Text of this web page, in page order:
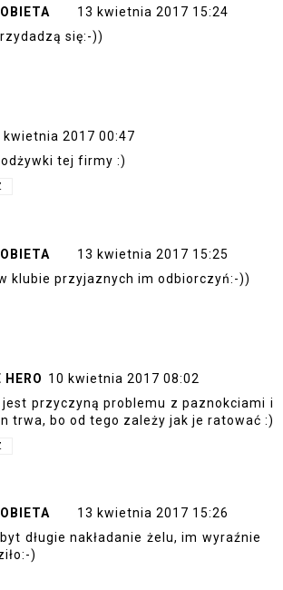
13 kwietnia 2017 15:24
się:-))
kwietnia 2017 00:47
tej firmy :)
13 kwietnia 2017 15:25
klubie przyjaznych im odbiorczyń:-))
HERO 10 kwietnia 2017 08:02
jest przyczyną problemu z paznokciami i
trwa, bo od tego zależy jak je ratować :)
13 kwietnia 2017 15:26
długie nakładanie żelu, im wyraźnie
)